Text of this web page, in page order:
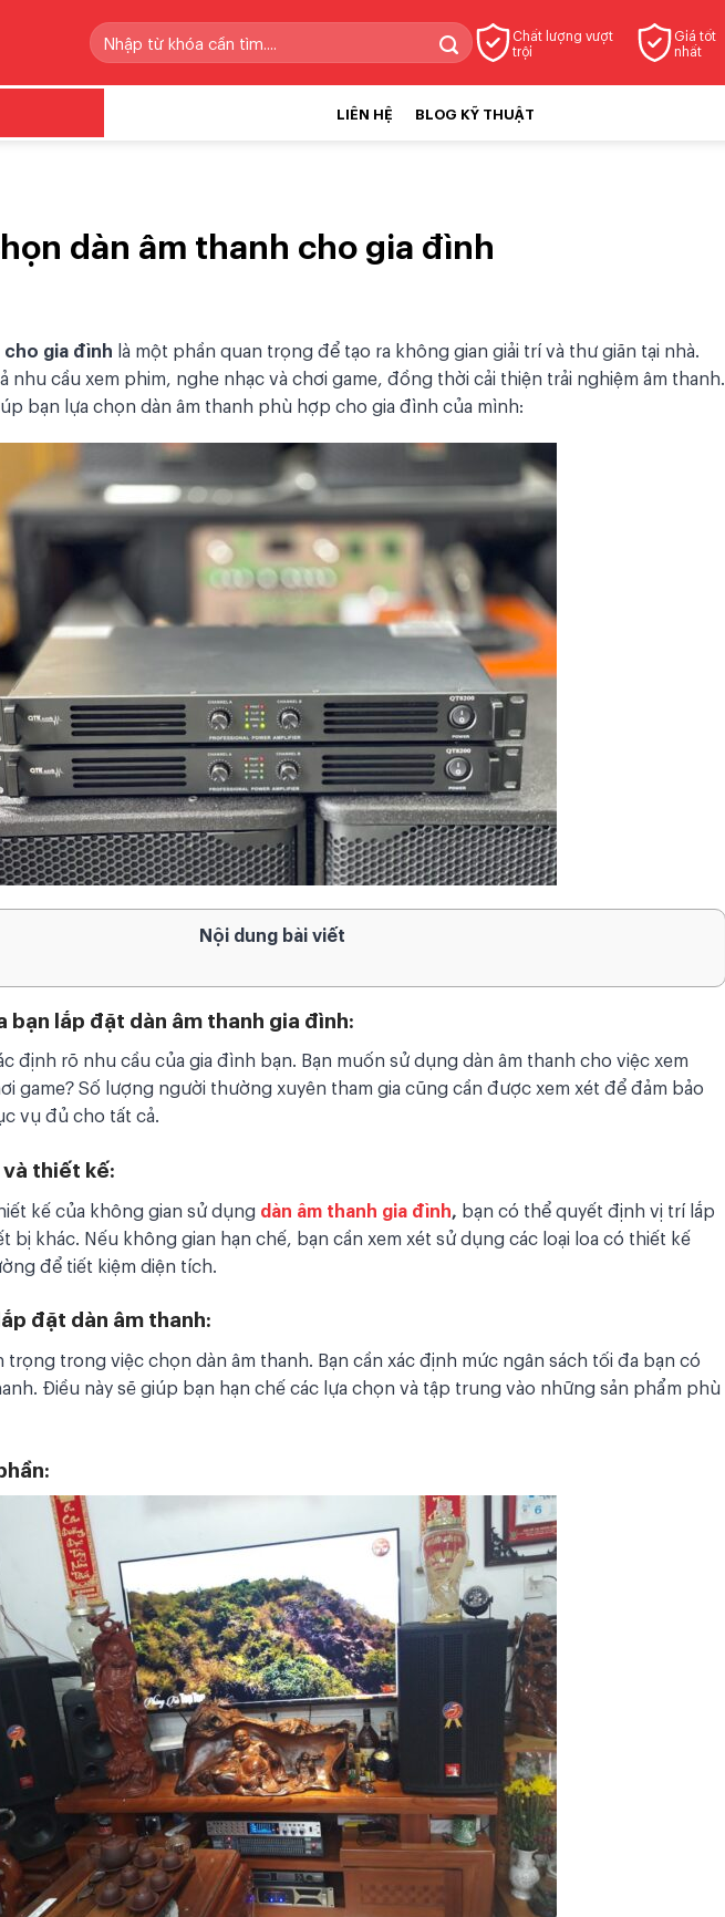
Tìm
kiếm:
Chất lượng vượt
trội
Giá tốt
nhất
LIÊN HỆ BLOG KỸ THUẬT
dàn âm thanh cho gia đình
cho gia đình là một phần quan trọng để tạo ra không gian giải trí và thư giãn tại nhà.
nhu cầu xem phim, nghe nhạc và chơi game, đồng thời cải thiện trải nghiệm âm thanh.
bạn lựa chọn dàn âm thanh phù hợp cho gia đình của mình:
Nội dung bài viết
bạn lắp đặt dàn âm thanh gia đình:
định rõ nhu cầu của gia đình bạn. Bạn muốn sử dụng dàn âm thanh cho việc xem
game? Số lượng người thường xuyên tham gia cũng cần được xem xét để đảm bảo
vụ đủ cho tất cả.
thiết kế:
kế của không gian sử dụng dàn âm thanh gia đình, bạn có thể quyết định vị trí lắp
bị khác. Nếu không gian hạn chế, bạn cần xem xét sử dụng các loại loa có thiết kế
để tiết kiệm diện tích.
đặt dàn âm thanh:
trọng trong việc chọn dàn âm thanh. Bạn cần xác định mức ngân sách tối đa bạn có
Điều này sẽ giúp bạn hạn chế các lựa chọn và tập trung vào những sản phẩm phù